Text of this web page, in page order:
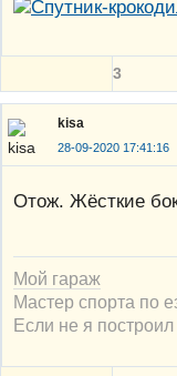
3
kisa
28-09-2020 17:41:16
Отож. Жёсткие
Мой гараж
Мастер спорта по
Если не я